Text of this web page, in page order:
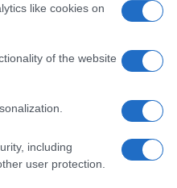
like cookies on
of the website
including
user protection.